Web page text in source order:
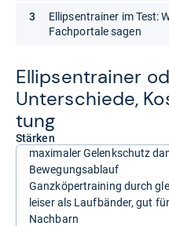
Ellip­sen­trai­ner
Unter­schiede,
tung
Stärken
maximaler Gelenkschutz
Bewegungsablauf
Ganzköpertraining durch
leiser als Laufbänder, gut
Nachbarn
Ellipsentrainer im Test:
Fachportale sagen